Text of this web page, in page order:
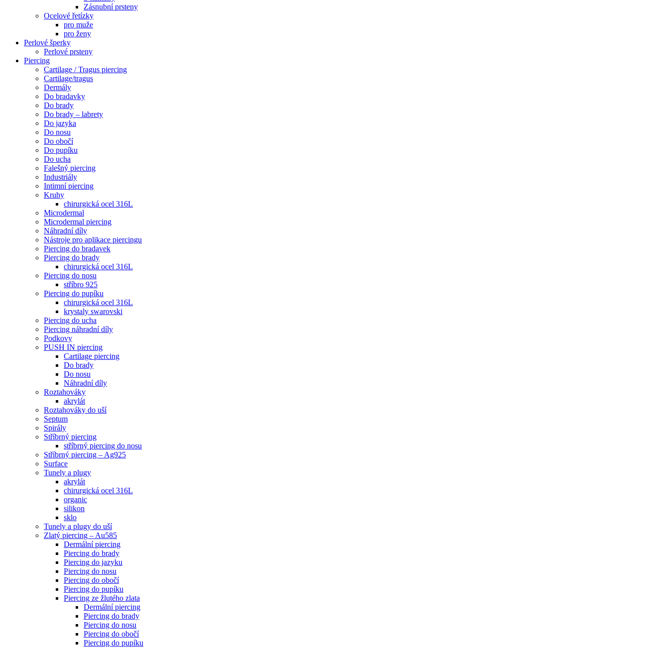
Zásnubní prsteny
Ocelové řetízky
pro muže
pro ženy
Perlové šperky
Perlové prsteny
Piercing
Cartilage / Tragus piercing
Cartilage/tragus
Dermály
Do bradavky
Do brady
Do brady – labrety
Do jazyka
Do nosu
Do obočí
Do pupíku
Do ucha
Falešný piercing
Industriály
Intimní piercing
Kruhy
chirurgická ocel 316L
Microdermal
Microdermal piercing
Náhradní díly
Nástroje pro aplikace piercingu
Piercing do bradavek
Piercing do brady
chirurgická ocel 316L
Piercing do nosu
stříbro 925
Piercing do pupíku
chirurgická ocel 316L
krystaly swarovski
Piercing do ucha
Piercing náhradní díly
Podkovy
PUSH IN piercing
Cartilage piercing
Do brady
Do nosu
Náhradní díly
Roztahováky
akrylát
Roztahováky do uší
Septum
Spirály
Stříbrný piercing
stříbrný piercing do nosu
Stříbrný piercing – Ag925
Surface
Tunely a plugy
akrylát
chirurgická ocel 316L
organic
silikon
sklo
Tunely a plugy do uší
Zlatý piercing – Au585
Dermální piercing
Piercing do brady
Piercing do jazyku
Piercing do nosu
Piercing do obočí
Piercing do pupíku
Piercing ze žlutého zlata
Dermální piercing
Piercing do brady
Piercing do nosu
Piercing do obočí
Piercing do pupíku